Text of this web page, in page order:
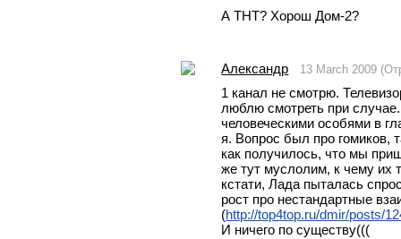
А ТНТ? Хорош Дом-2?
Александр 13 March 2009
1 канал не смотрю.
люблю смотреть при
человеческими особями в
я. Вопрос был про гомиков,
как получилось, что мы
же тут муслолим, к чему их
кстати, Лада пыталась
рост про нестандартные
(http://top4top.ru/dmir/posts/
И ничего по существу(((